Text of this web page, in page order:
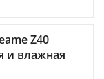
Z40
и влажная